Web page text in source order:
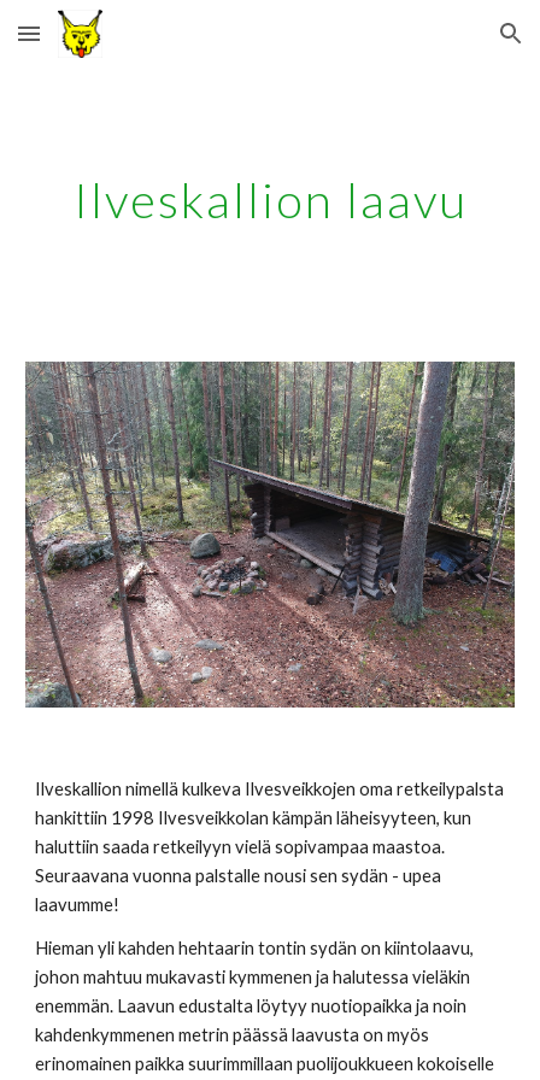
Skip to main content Skip to navigation
Ilveskallion laavu
Ilveskallion nimellä kulkeva Ilvesveikkojen oma retkeilypalsta
hankittiin 1998 Ilvesveikkolan kämpän läheisyyteen, kun
haluttiin saada retkeilyyn vielä sopivampaa maastoa.
Seuraavana vuonna palstalle nousi sen sydän - upea
laavumme!
Hieman yli kahden hehtaarin tontin sydän on kiintolaavu,
johon mahtuu mukavasti kymmenen ja halutessa vieläkin
enemmän. Laavun edustalta löytyy nuotiopaikka ja noin
kahdenkymmenen metrin päässä laavusta on myös
erinomainen paikka suurimmillaan puolijoukkueen kokoiselle